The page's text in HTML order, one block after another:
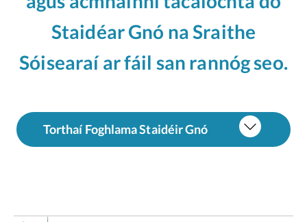
Staidéar Gnó na Sraithe
Sóisearaí ar fáil san rannóg seo.
Torthaí Foghlama Staidéir Gnó